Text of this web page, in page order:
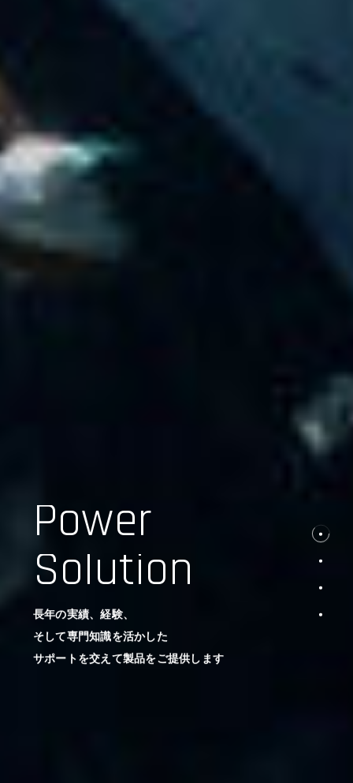
Power
Solution
長年の実績、経験、
そして専門知識を活かした
サポートを交えて製品をご提供します